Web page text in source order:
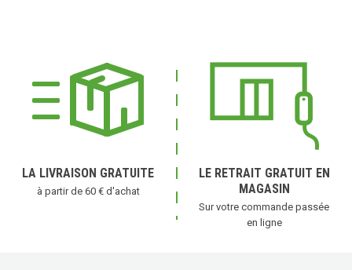
LA LIVRAISON GRATUITE
à partir de 60 € d'achat
LE RETRAIT GRATUIT EN
MAGASIN
Sur votre commande passée
en ligne